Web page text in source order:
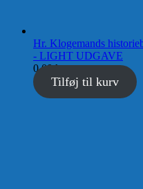
Hr. Klogemands
- LIGHT UDGAVE
0,00kr.
Tilføj til kurv